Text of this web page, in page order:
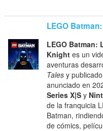
LEGO
LEGO Batman:
Knight es un
aventuras
Tales y
anunciado en
Series X|S y
de la franquicia
Batman,
de cómics,